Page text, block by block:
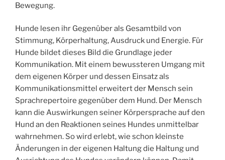
Bewegung.
Hunde lesen ihr Gegenüber als Gesamtbild von
Stimmung, Körperhaltung, Ausdruck und Energie. Für
Hunde bildet dieses Bild die Grundlage jeder
Kommunikation. Mit einem bewussteren Umgang mit
dem eigenen Körper und dessen Einsatz als
Kommunikationsmittel erweitert der Mensch sein
Sprachrepertoire gegenüber dem Hund. Der Mensch
kann die Auswirkungen seiner Körpersprache auf den
Hund an den Reaktionen seines Hundes unmittelbar
wahrnehmen. So wird erlebt, wie schon kleinste
Änderungen in der eigenen Haltung die Haltung und